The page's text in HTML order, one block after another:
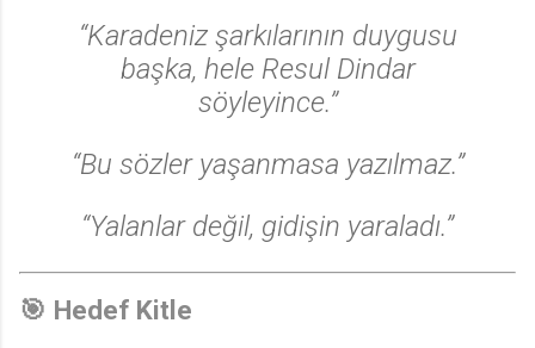
“Karadeniz şarkılarının duygusu
başka, hele Resul Dindar
söyleyince.”
“Bu sözler yaşanmasa yazılmaz.”
“Yalanlar değil, gidişin yaraladı.”
🎯 Hedef Kitle